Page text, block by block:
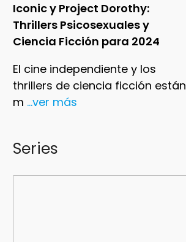
Iconic y Project Dorothy:
Thrillers Psicosexuales y
Ciencia Ficción para 2024
El cine independiente y los
thrillers de ciencia ficción están
m ...ver más
Series